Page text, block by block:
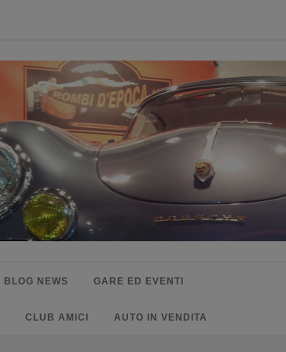
BLOG NEWS GARE ED EVENTI
CLUB AMICI AUTO IN VENDITA